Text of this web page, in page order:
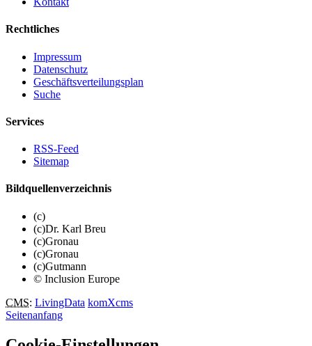
Rechtliches
Impressum
Datenschutz
Geschäftsverteilungsplan
Suche
Services
RSS-Feed
Sitemap
Bildquellenverzeichnis
(c)
(c)Dr. Karl Breu
(c)Gronau
(c)Gronau
(c)Gutmann
© Inclusion Europe
CMS: LivingData komXcms
Seitenanfang